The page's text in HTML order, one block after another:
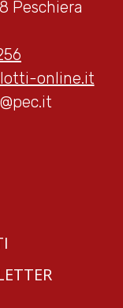
Peschiera
online.it